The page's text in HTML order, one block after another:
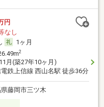
円
なし
1ヶ月
2
月(築27年10ヶ月)
鉄上信線 西山名駅 徒歩36分
藤岡市三ツ木